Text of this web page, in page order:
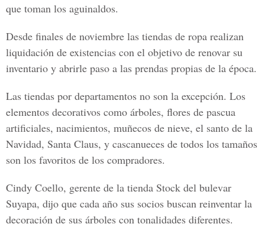
que toman los aguinaldos.
Desde finales de noviembre las tiendas de ropa realizan
liquidación de existencias con el objetivo de renovar su
inventario y abrirle paso a las prendas propias de la época.
Las tiendas por departamentos no son la excepción. Los
elementos decorativos como árboles, flores de pascua
artificiales, nacimientos, muñecos de nieve, el santo de la
Navidad, Santa Claus, y cascanueces de todos los tamaños
son los favoritos de los compradores.
Cindy Coello, gerente de la tienda Stock del bulevar
Suyapa, dijo que cada año sus socios buscan reinventar la
decoración de sus árboles con tonalidades diferentes.